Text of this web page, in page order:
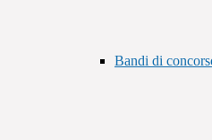
Bandi di